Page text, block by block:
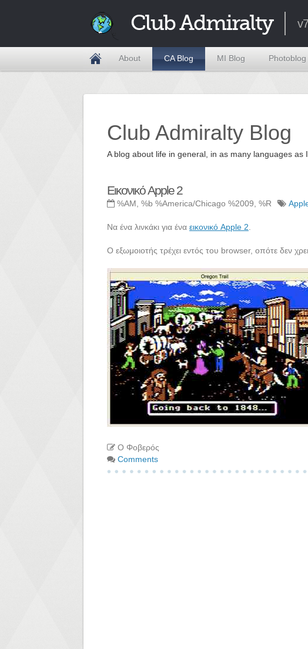
Club Admiralty
About CA Blog MI Blog Photoblog
Club Admiralty Blog
A blog about life in general, in as many languages as
Εικονικό Apple 2
%AM, %b %America/Chicago %2009, %R
Να ένα λινκάκι για ένα εικονικό Apple 2
Ο εξωμοιοτής τρέχει εντός του browser, οπότε δεν
Ο Φοβερός
Comments